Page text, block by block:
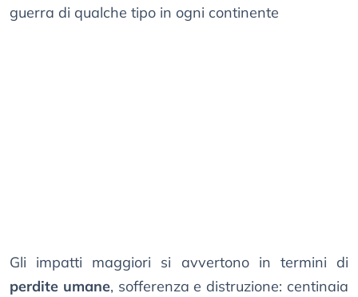
guerra di qualche tipo in ogni continente
Gli impatti maggiori si avvertono in termini di
perdite umane, sofferenza e distruzione: centinaia